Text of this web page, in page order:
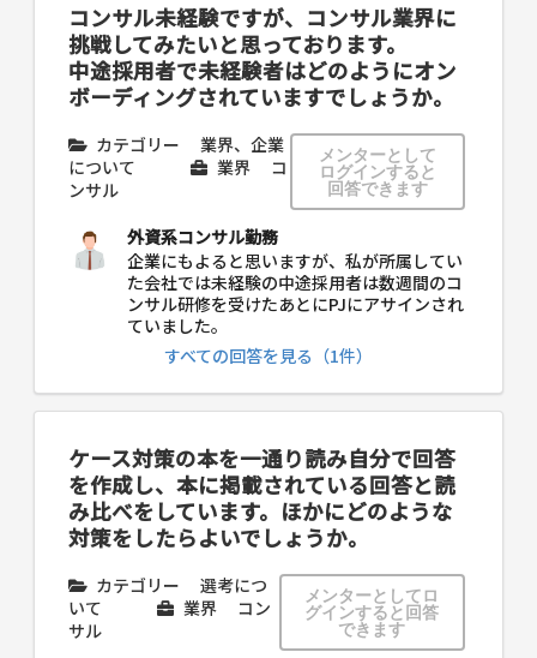
コンサル未経験ですが、コンサル業界に
挑戦してみたいと思っております。
中途採用者で未経験者はどのようにオン
ボーディングされていますでしょうか。
カテゴリー
業界、企業
について
業界
コ
ンサル
メンターとして
ログインすると
回答できます
外資系コンサル勤務
企業にもよると思いますが、私が所属してい
た会社では未経験の中途採用者は数週間のコ
ンサル研修を受けたあとにPJにアサインされ
ていました。
すべての回答を見る（1件）
ケース対策の本を一通り読み自分で回答
を作成し、本に掲載されている回答と読
み比べをしています。ほかにどのような
対策をしたらよいでしょうか。
カテゴリー
選考につ
いて
業界
コン
サル
メンターとしてロ
グインすると回答
できます